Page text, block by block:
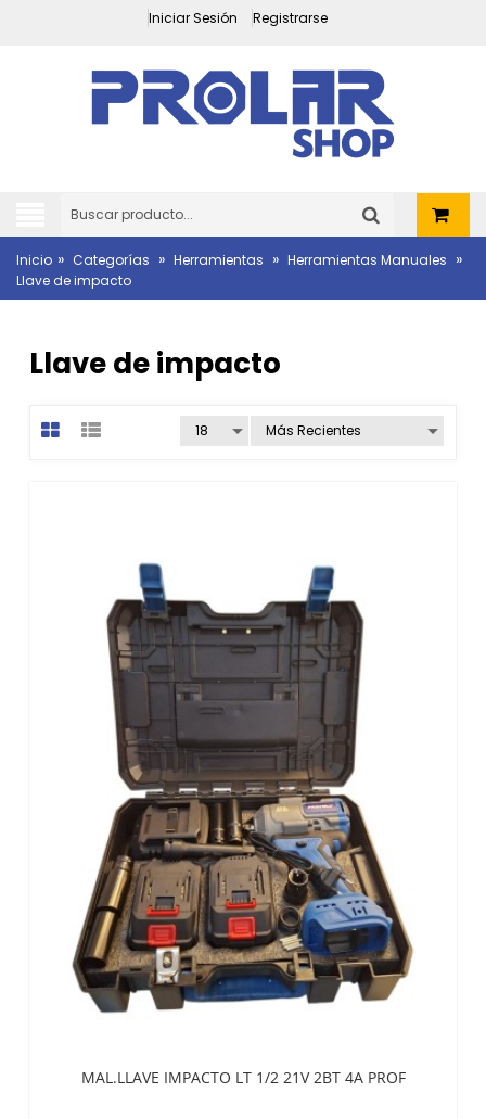
Iniciar Sesión Registrarse
Inicio » Categorías » Herramientas » Herramientas Manuales »
Llave de impacto
Llave de impacto
MAL.LLAVE IMPACTO LT 1/2 21V 2BT 4A PROF